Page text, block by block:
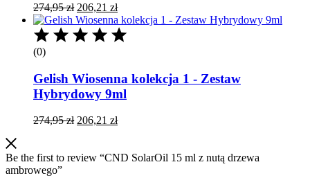
274,95zł Pierwotna
cena
wynosiła:
274,95 zł.
206,21 złAktualna
cena
wynosi:
206,21 zł.
(0)
Gelish Wiosenna kolekcja 1 - Zestaw
Hybrydowy 9ml
274,95zł Pierwotna
274,95 zł.
206,21 złAktualna
206,21 zł.
Be the first to review “CND SolarOil 15 ml z nutą drzewa
ambrowego”